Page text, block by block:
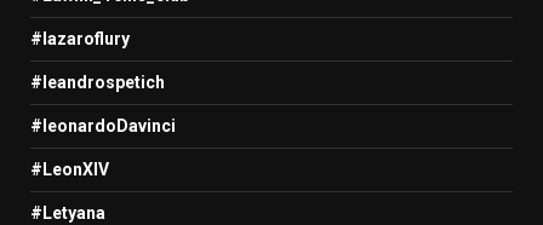
#lazaroflury
#leandrospetich
#leonardoDavinci
#LeonXIV
#Letyana